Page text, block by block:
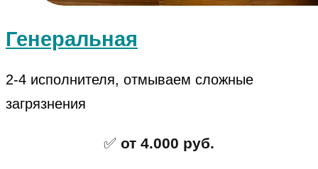
Генеральная
2-4 исполнителя, отмываем сложные
загрязнения
✅ от 4.000 руб.